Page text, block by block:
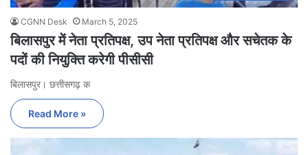
CGNN Desk March 5, 2025
बिलासपुर में नेता प्रतिपक्ष, उप नेता प्रतिपक्ष और सचेतक के
पदों की नियुक्ति करेगी पीसीसी
बिलासपुर। छत्तीसगढ़ क
Read More »